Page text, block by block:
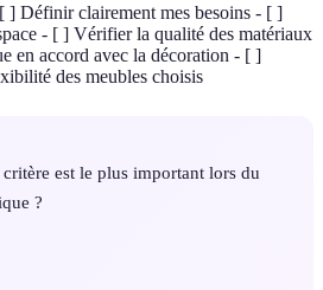
] Définir clairement mes besoins - [ ]
- [ ] Vérifier la qualité des matériaux
en accord avec la décoration - [ ]
des meubles choisis
est le plus important lors du
?